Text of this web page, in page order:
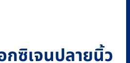
กซิเจนปลายนิ้ว